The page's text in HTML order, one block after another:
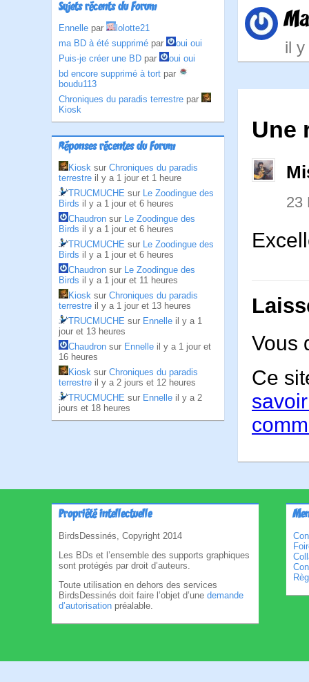
Sujets récents du Forum
Ennelle par
lolotte21
ma BD à été supprimé par
oui oui
Puis-je créer une BD par
oui oui
bd encore supprimé à tort par
boudu113
Chroniques du paradis terrestre par
Kiosk
Réponses récentes du Forum
Kiosk sur Chroniques du paradis
terrestre il y a 1 jour et 1 heure
TRUCMUCHE sur Le Zoodingue des
Birds il y a 1 jour et 6 heures
Chaudron sur Le Zoodingue des
Birds il y a 1 jour et 6 heures
TRUCMUCHE sur Le Zoodingue des
Birds il y a 1 jour et 6 heures
Chaudron sur Le Zoodingue des
Birds il y a 1 jour et 11 heures
Kiosk sur Chroniques du paradis
terrestre il y a 1 jour et 13 heures
TRUCMUCHE sur Ennelle il y a 1
jour et 13 heures
Chaudron sur Ennelle il y a 1 jour et
16 heures
Kiosk sur Chroniques du paradis
terrestre il y a 2 jours et 12 heures
TRUCMUCHE sur Ennelle il y a 2
jours et 18 heures
il
Une
23
Vous
Ce
Propriété intellectuelle
BirdsDessinés, Copyright 2014
Les BDs et l’ensemble des supports graphiques
sont protégés par droit d’auteurs.
Toute utilisation en dehors des services
BirdsDessinés doit faire l’objet d’une demande
d’autorisation préalable.